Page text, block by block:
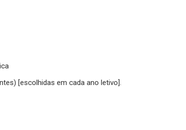
[escolhidas em cada ano letivo].